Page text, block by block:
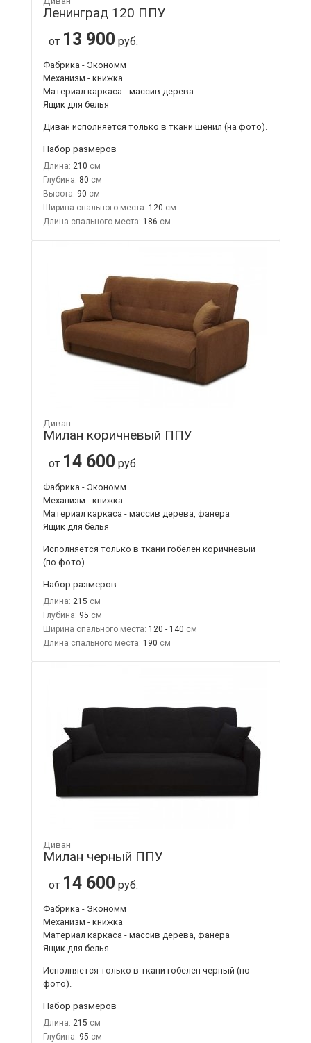
Ленинград 120 ППУ
от 13 900 руб.
Фабрика - Экономм
Механизм - книжка
Материал каркаса - массив дерева
Ящик для белья
Диван исполняется только в ткани шенил (на фото).
Набор размеров
Длина: 210
Глубина: 80
Высота: 90
Ширина спального места: 120
Длина спального места: 186
Диван
Милан коричневый ППУ
от 14 600 руб.
Фабрика - Экономм
Механизм - книжка
Материал каркаса - массив дерева, фанера
Ящик для белья
Исполняется только в ткани гобелен коричневый
(по фото).
Набор размеров
Длина: 215
Глубина: 95
Ширина спального места: 120 - 140
Длина спального места: 190
Диван
Милан черный ППУ
от 14 600 руб.
Фабрика - Экономм
Механизм - книжка
Материал каркаса - массив дерева, фанера
Ящик для белья
Исполняется только в ткани гобелен черный (по
фото).
Набор размеров
Длина: 215
Глубина: 95